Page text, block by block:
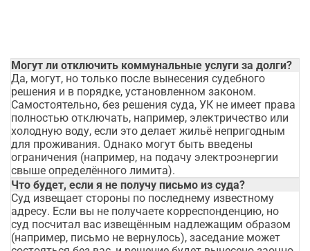
Могут ли отключить коммунальные услуги за долги?
Да, могут, но только после вынесения судебного
решения и в порядке, установленном законом.
Самостоятельно, без решения суда, УК не имеет права
полностью отключать, например, электричество или
холодную воду, если это делает жильё непригодным
для проживания. Однако могут быть введены
ограничения (например, на подачу электроэнергии
свыше определённого лимита).
Что будет, если я не получу письмо из суда?
Суд извещает стороны по последнему известному
адресу. Если вы не получаете корреспонденцию, но
суд посчитал вас извещённым надлежащим образом
(например, письмо не вернулось), заседание может